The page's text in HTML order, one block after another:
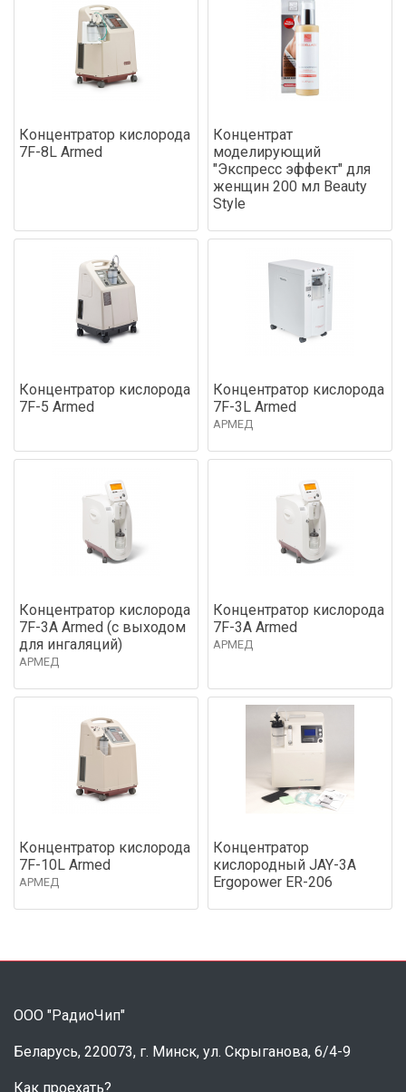
Концентратор кислорода
7F-8L Armed
Концентрат
моделирующий
"Экспресс эффект" для
женщин 200 мл Beauty
Style
Концентратор кислорода
7F-5 Armed
Концентратор кислорода
7F-3L Armed
АРМЕД
Концентратор кислорода
7F-3A Armed (с выходом
для ингаляций)
АРМЕД
Концентратор кислорода
7F-3A Armed
АРМЕД
Концентратор кислорода
7F-10L Armed
АРМЕД
Концентратор
кислородный JAY-3А
Ergopower ER-206
ООО "РадиоЧип"
Беларусь, 220073, г. Минск, ул. Скрыганова, 6/4-9
Как проехать?